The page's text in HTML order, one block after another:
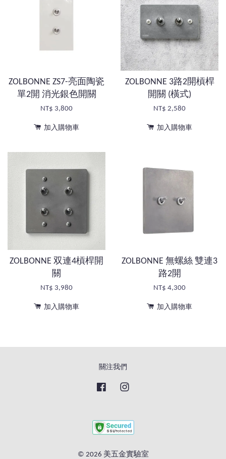
ZOLBONNE ZS7-亮面陶瓷
單2開 消光銀色開關
NT$ 3,800
加入購物車
ZOLBONNE 3路2開槓桿
開關 (橫式)
NT$ 2,580
加入購物車
ZOLBONNE 双連4槓桿開
關
NT$ 3,980
加入購物車
ZOLBONNE 無螺絲 雙連3
路2開
NT$ 4,300
加入購物車
關注我們
Facebook
© 2026 美五金實驗室